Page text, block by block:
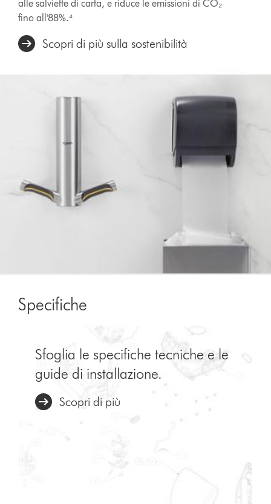
alle salviette di carta, e riduce le emissioni di CO₂
fino all'88%.⁴
Scopri di più sulla sostenibilità
Specifiche
Sfoglia le specifiche tecniche e le
guide di installazione.
Scopri di più